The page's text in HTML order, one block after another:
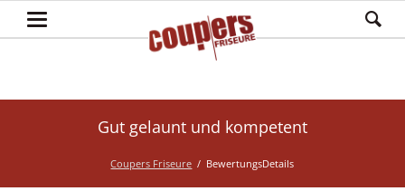
Gut gelaunt und kompetent
Coupers Friseure BewertungsDetails